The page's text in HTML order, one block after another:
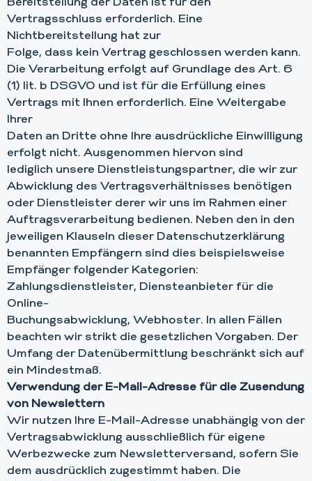
Bereitstellung der Daten ist für den
Vertragsschluss erforderlich. Eine
Nichtbereitstellung hat zur
Folge, dass kein Vertrag geschlossen werden kann.
Die Verarbeitung erfolgt auf Grundlage des Art. 6
(1) lit. b DSGVO und ist für die Erfüllung eines
Vertrags mit Ihnen erforderlich. Eine Weitergabe
Ihrer
Daten an Dritte ohne Ihre ausdrückliche Einwilligung
erfolgt nicht. Ausgenommen hiervon sind
lediglich unsere Dienstleistungspartner, die wir zur
Abwicklung des Vertragsverhältnisses benötigen
oder Dienstleister derer wir uns im Rahmen einer
Auftragsverarbeitung bedienen. Neben den in den
jeweiligen Klauseln dieser Datenschutzerklärung
benannten Empfängern sind dies beispielsweise
Empfänger folgender Kategorien:
Zahlungsdienstleister, Diensteanbieter für die
Online-
Buchungsabwicklung, Webhoster. In allen Fällen
beachten wir strikt die gesetzlichen Vorgaben. Der
Umfang der Datenübermittlung beschränkt sich auf
ein Mindestmaß.
Verwendung der E-Mail-Adresse für die Zusendung
von Newslettern
Wir nutzen Ihre E-Mail-Adresse unabhängig von der
Vertragsabwicklung ausschließlich für eigene
Werbezwecke zum Newsletterversand, sofern Sie
dem ausdrücklich zugestimmt haben. Die